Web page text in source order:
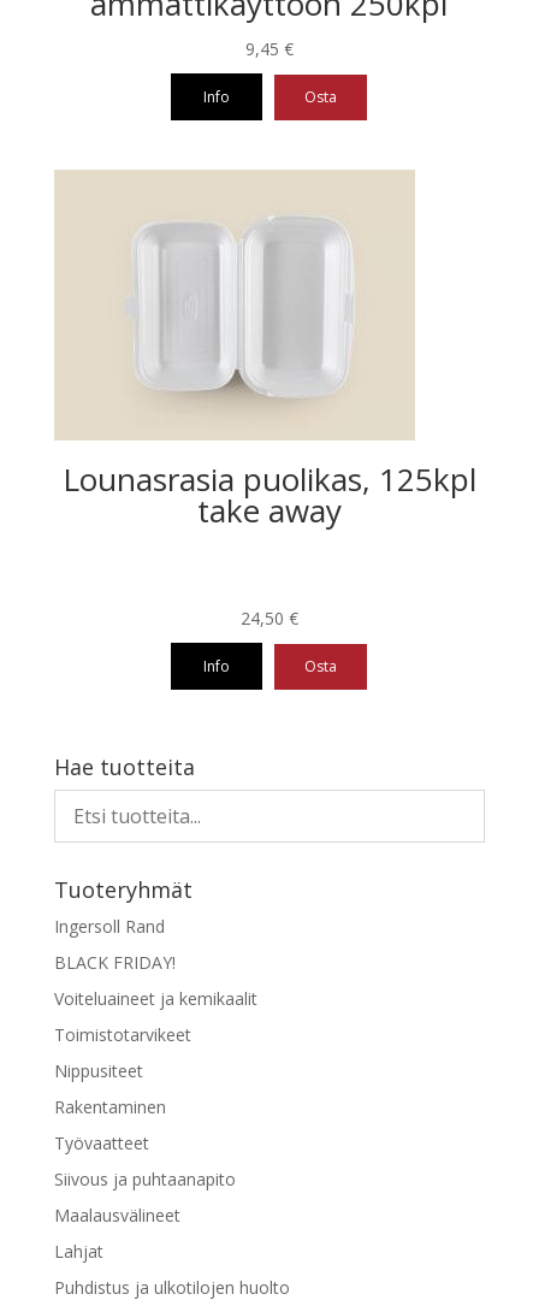
9,45 €
Info Osta
Lounasrasia puolikas, 125kpl
take away
24,50 €
Info Osta
Hae tuotteita
Tuoteryhmät
Ingersoll Rand
BLACK FRIDAY!
Voiteluaineet ja kemikaalit
Toimistotarvikeet
Nippusiteet
Rakentaminen
Työvaatteet
Siivous ja puhtaanapito
Maalausvälineet
Lahjat
Puhdistus ja ulkotilojen huolto